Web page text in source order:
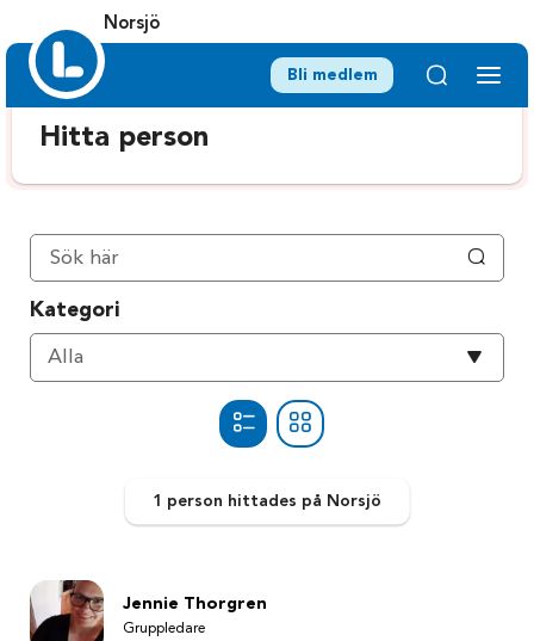
Norsjö
Bli medlem
Hitta person
Kategori
Välj
Alla
1 person hittades på Norsjö
Jennie Thorgren
Gruppledare